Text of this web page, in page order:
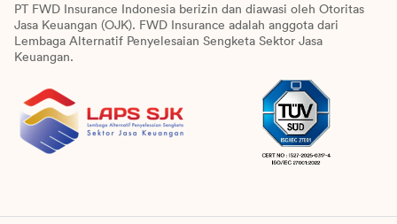
PT FWD Insurance Indonesia berizin dan diawasi oleh Otoritas
Jasa Keuangan (OJK). FWD Insurance adalah anggota dari
Lembaga Alternatif Penyelesaian Sengketa Sektor Jasa
Keuangan.